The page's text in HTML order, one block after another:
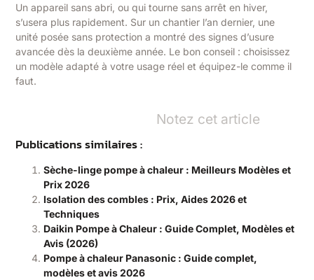
Un appareil sans abri, ou qui tourne sans arrêt en hiver,
s’usera plus rapidement. Sur un chantier l’an dernier, une
unité posée sans protection a montré des signes d’usure
avancée dès la deuxième année. Le bon conseil : choisissez
un modèle adapté à votre usage réel et équipez-le comme il
faut.
Notez cet article
Publications similaires :
Sèche-linge pompe à chaleur : Meilleurs Modèles et
Prix 2026
Isolation des combles : Prix, Aides 2026 et
Techniques
Daikin Pompe à Chaleur : Guide Complet, Modèles et
Avis (2026)
Pompe à chaleur Panasonic : Guide complet,
modèles et avis 2026